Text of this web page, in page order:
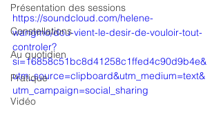
Présentation des sessions
Constellations
Au quotidien
Pratique
Vidéo
https://soundcloud.com/helene-
wangmo/dou-vient-le-desir-de-vouloir-tout-
controler?
si=16858c51bc8d41258c1ffed4c90d9b4e&
utm_source=clipboard&utm_medium=text&
utm_campaign=social_sharing